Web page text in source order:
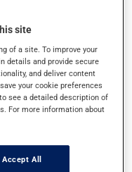
digestion;
des
à un
produit est la cause
qu'il soit
elle peut vous aider
est effectivement la
site
of a site. To improve your
details and provide secure
and deliver content
your cookie preferences
see a detailed description of
For more information about
Accept All